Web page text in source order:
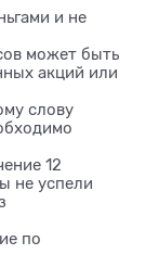
и не
может быть
акций или
слову
12
не успели
по